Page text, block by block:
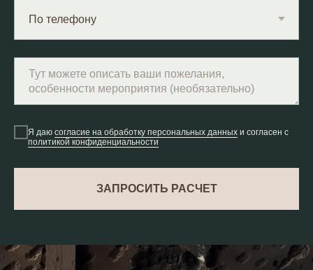
Я даю согласие на обработку персональных данных и согласен с
политикой конфиденциальности
ЗАПРОСИТЬ РАСЧЕТ